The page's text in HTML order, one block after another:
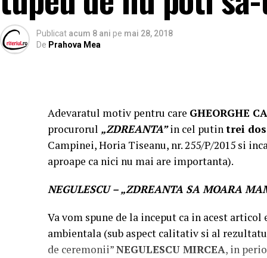
Publicat acum 8 ani pe mai 28, 2018
De Prahova Mea
Adevaratul motiv pentru care GHEORGHE
procurorul „ZDREANTA”in cel putintrei
Campinei, Horia Tiseanu, nr. 255/P/2015 si
aproape ca nici nu mai are importanta).
NEGULESCU – „ZDREANTA SA MOARA
Va vom spune de la inceput ca in acest
ambientala (sub aspect calitativ si al
de ceremonii”NEGULESCU MIRCEA, in